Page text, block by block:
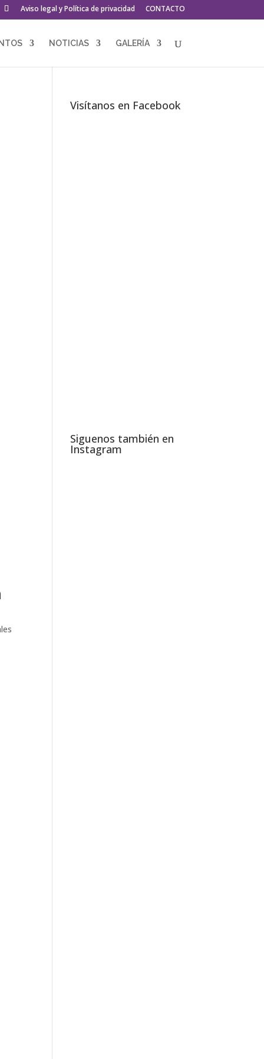
Aviso legal y Política de privacidad CONTACTO
NOTICIAS GALERÍA
Visítanos en Facebook
Siguenos también en
Instagram